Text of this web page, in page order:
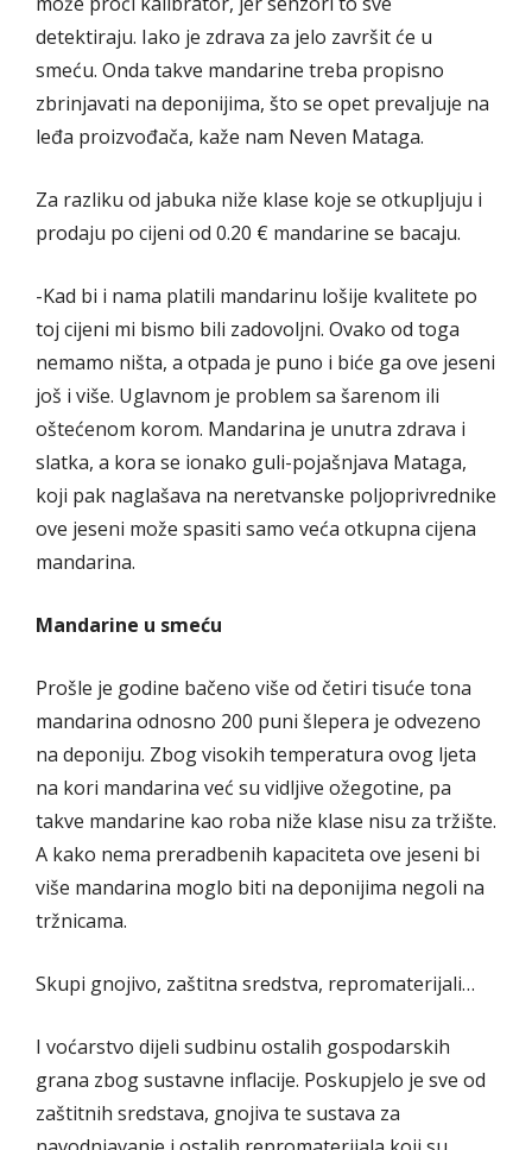
detektiraju. Iako je zdrava za jelo završit će u
smeću. Onda takve mandarine treba propisno
zbrinjavati na deponijima, što se opet prevaljuje na
leđa proizvođača, kaže nam Neven Mataga.
Za razliku od jabuka niže klase koje se otkupljuju i
prodaju po cijeni od 0.20 € mandarine se bacaju.
-Kad bi i nama platili mandarinu lošije kvalitete po
toj cijeni mi bismo bili zadovoljni. Ovako od toga
nemamo ništa, a otpada je puno i biće ga ove jeseni
još i više. Uglavnom je problem sa šarenom ili
oštećenom korom. Mandarina je unutra zdrava i
slatka, a kora se ionako guli-pojašnjava Mataga,
koji pak naglašava na neretvanske poljoprivrednike
ove jeseni može spasiti samo veća otkupna cijena
mandarina.
Mandarine u smeću
Prošle je godine bačeno više od četiri tisuće tona
mandarina odnosno 200 puni šlepera je odvezeno
na deponiju. Zbog visokih temperatura ovog ljeta
na kori mandarina već su vidljive ožegotine, pa
takve mandarine kao roba niže klase nisu za tržište.
A kako nema preradbenih kapaciteta ove jeseni bi
više mandarina moglo biti na deponijima negoli na
tržnicama.
Skupi gnojivo, zaštitna sredstva, repromaterijali…
I voćarstvo dijeli sudbinu ostalih gospodarskih
grana zbog sustavne inflacije. Poskupjelo je sve od
zaštitnih sredstava, gnojiva te sustava za